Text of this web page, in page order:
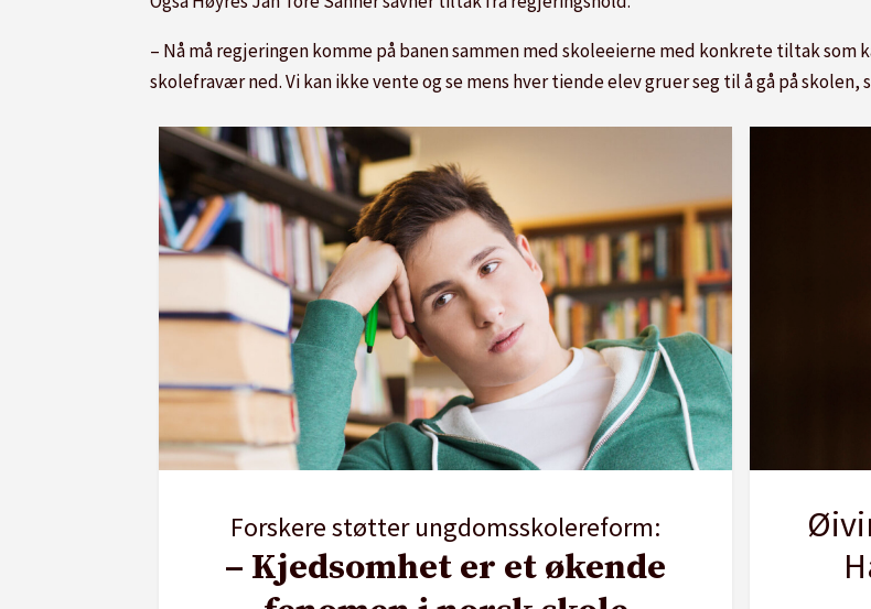
– Nå må regjeringen komme på banen sammen med skoleeierne med konkrete tiltak som
skolefravær ned. Vi kan ikke vente og se mens hver tiende elev gruer seg til å gå på skolen,
Forskere støtter ungdomsskolereform:
– Kjedsomhet er et økende